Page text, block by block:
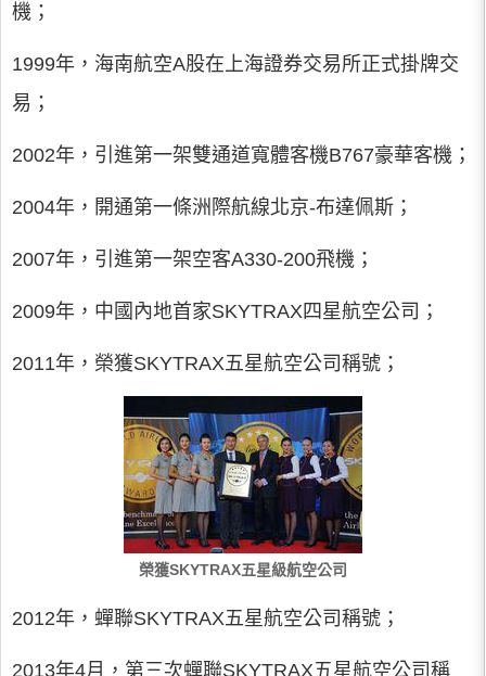
機；
1999年，海南航空A股在上海證券交易所正式掛牌交
易；
2002年，引進第一架雙通道寬體客機B767豪華客機；
2004年，開通第一條洲際航線北京-布達佩斯；
2007年，引進第一架空客A330-200飛機；
2009年，中國內地首家SKYTRAX四星航空公司；
2011年，榮獲SKYTRAX五星航空公司稱號；
榮獲SKYTRAX五星級航空公司
2012年，蟬聯SKYTRAX五星航空公司稱號；
2013年4月，第三次蟬聯SKYTRAX五星航空公司稱